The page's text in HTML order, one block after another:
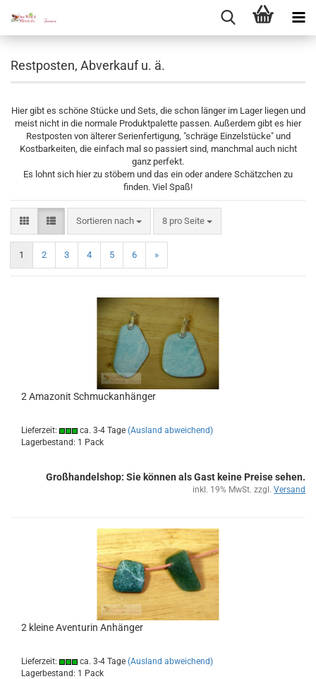
Restposten, Abverkauf u. ä.
Hier gibt es schöne Stücke und Sets, die schon länger im Lager liegen und
meist nicht in die normale Produktpalette passen. Außerdem gibt es hier
Restposten von älterer Serienfertigung, "schräge Einzelstücke" und
Kostbarkeiten, die einfach mal so passiert sind, manchmal auch nicht
ganz perfekt.
Es lohnt sich hier zu stöbern und das ein oder andere Schätzchen zu
finden. Viel Spaß!
Sortieren nach
Sortieren nach 8 pro Seite
pro Seite
1 2 3 4 5 6 »
2 Ama­zo­nit Schmuck­an­hän­ger
Lieferzeit: ca. 3-4 Tage (Ausland abweichend)
Lagerbestand: 1 Pack
Großhandelshop: Sie können als Gast keine Preise sehen.
inkl. 19% MwSt. zzgl. Versand
2 klei­ne Aven­tu­rin An­hän­ger
Lieferzeit: ca. 3-4 Tage (Ausland abweichend)
Lagerbestand: 1 Pack